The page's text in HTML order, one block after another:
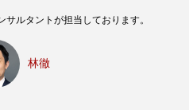
ルタントが担当しております。
林徹